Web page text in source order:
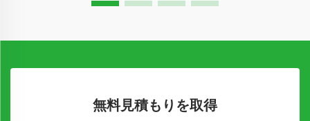
無料見積もりを取得